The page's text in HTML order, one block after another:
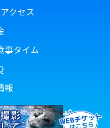
クセス
事タイム
報